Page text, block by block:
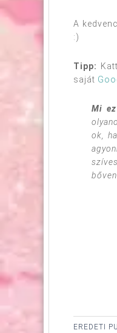
A
:)
Tipp:
saját
Mi
ok,
EREDETI